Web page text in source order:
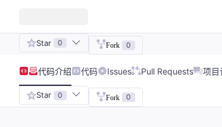
Star 0 Fork 0
代码介绍 代码 Issues Pull Requests 项目
Star 0 Fork 0